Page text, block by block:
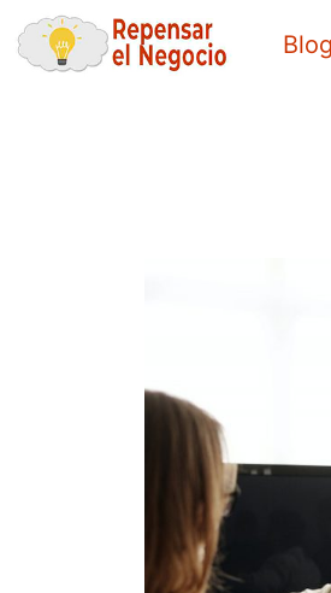
contenido
Blog